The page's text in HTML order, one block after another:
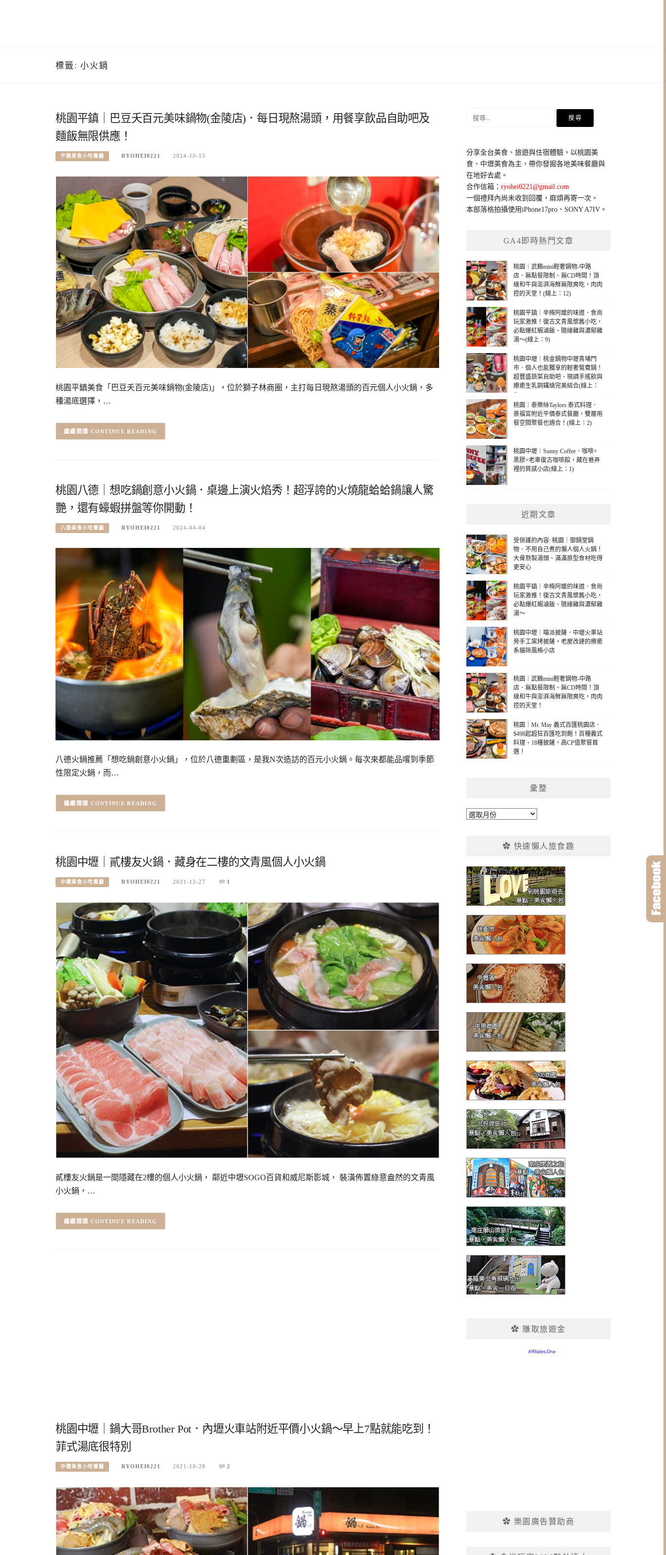
標籤: 小火鍋
桃園平鎮｜巴豆夭百元美味鍋物(金陵店)．每日現熬湯頭，用餐享飲品自助吧及
麵飯無限供應！
平鎮美食小吃餐廳 RYOHEI0221 2024-10-15
桃園平鎮美食「巴豆夭百元美味鍋物(金陵店)」，位於獅子林商圈，主打每日現熬湯頭的百元個人小火鍋，多
種湯底選擇，…
CONTINUE READING
桃園八德｜想吃鍋創意小火鍋．桌邊上演火焰秀！超浮誇的火燒龍蛤蛤鍋讓人驚
艷，還有蠔蝦拼盤等你開動！
八德美食小吃餐廳 RYOHEI0221 2024-04-04
八德火鍋推薦「想吃鍋創意小火鍋」，位於八德重劃區，是我N次造訪的百元小火鍋。每次來都能品嚐到季節
性限定火鍋，而…
CONTINUE READING
桃園中壢｜貳樓友火鍋．藏身在二樓的文青風個人小火鍋
中壢美食小吃餐廳 RYOHEI0221 2021-12-27 1
貳樓友火鍋是一間隱藏在2樓的個人小火鍋， 鄰近中壢SOGO百貨和威尼斯影城， 裝潢佈置綠意盎然的文青風
小火鍋，…
CONTINUE READING
桃園中壢｜鍋大哥Brother Pot．內壢火車站附近平價小火鍋～早上7點就能吃到！
菲式湯底很特別
中壢美食小吃餐廳 RYOHEI0221 2021-10-28 2
鍵
字:
分享全台美食、旅遊與住宿體驗，以桃園美
食、中壢美食為主，帶你發掘各地美味餐廳與
在地好去處。
合作信箱：ryohei0221@gmail.com
一個禮拜內尚未收到回覆，麻煩再寄一次。
本部落格拍攝使用iPhone17pro、SONY A7IV。
GA4即時熱門文章
桃園｜武鶴mini輕奢鍋物-中路
店．無點餐限制、無CD時間！頂
級和牛與澎湃海鮮無限爽吃，肉肉
控的天堂！(線上：12)
桃園平鎮｜辛梅阿嬤的味道．食尚
玩家激推！復古文青風懷舊小吃，
必點爆紅蝦滷飯、隨緣雞與濃郁雞
湯～(線上：9)
桃園中壢｜桃金鍋物中壢青埔門
市．個人也能獨享的輕奢鴛鴦鍋！
超豐盛蔬菜自助吧、現調手搖飲與
療癒生乳銅鑼燒完美結合(線上：
6)
桃園｜泰樂絲Taylors 泰式料理．
景福宮附近平價泰式餐廳，雙層用
餐空間聚餐也適合！(線上：2)
桃園中壢｜Sunny Coffee．咖啡×
黑膠×老車復古咖啡館，藏在巷弄
裡的質感小店(線上：1)
近期文章
受保護的內容: 桃園｜御鍋堂鍋
物．不用自己煮的懶人個人火鍋！
大骨熬製湯頭、滿滿原型食材吃得
更安心
桃園平鎮｜辛梅阿嬤的味道．食尚
玩家激推！復古文青風懷舊小吃，
必點爆紅蝦滷飯、隨緣雞與濃郁雞
湯～
桃園中壢｜喵派披薩．中壢火車站
旁手工窯烤披薩，老屋改建的療癒
系貓咪風格小店
桃園｜武鶴mini輕奢鍋物-中路
店．無點餐限制、無CD時間！頂
級和牛與澎湃海鮮無限爽吃，肉肉
控的天堂！
桃園｜Mr. May 義式百匯桃園店．
$498起超狂百匯吃到飽！百種義式
料理、18種披薩，高CP值聚餐首
選！
彙整
彙
✿ 快速懶人旅食趣
✿ 賺取旅遊金
✿ 樂園廣告贊助商